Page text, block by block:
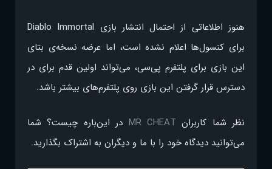
هنوز اطلاعاتی از احتمال انتشار بازی Diablo Immortal
برای کنسول‌ها اعلام نشده است، اما عرضه نسخه‌ی بتای
این بازی برای پلتفرم پی‌سی، می‌تواند اولین قدم برای در
دسترس قرار گرفتن این بازی روی پلتفرم‌های بیشتر باشد.
نظر شما کاربران MR CHEAT در این‌باره چیست؟ شما
می‌توانید دیدگاه خود را با ما و دیگران به اشتراک بگذارید.